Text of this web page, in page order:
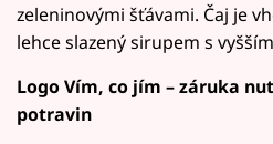
zeleninovými šťávami. Čaj je
lehce slazený sirupem s
Logo Vím, co jím – záruka
potravin